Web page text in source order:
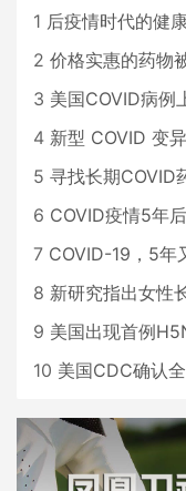
1 后疫情时代的健
2 价格实惠的药物
3 美国COVID病例
4 新型 COVID 变异株
5 寻找长期COVID
6 COVID疫情5年后
7 COVID-19，5年
8 新研究指出女性长
9 美国出现首例
10 美国CDC确认全